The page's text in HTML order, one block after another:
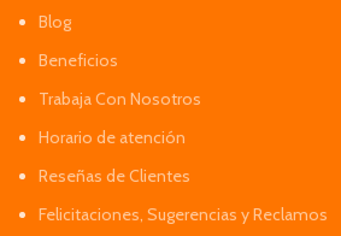
Blog
Beneficios
Trabaja Con Nosotros
Horario de atención
Reseñas de Clientes
Felicitaciones, Sugerencias y Reclamos